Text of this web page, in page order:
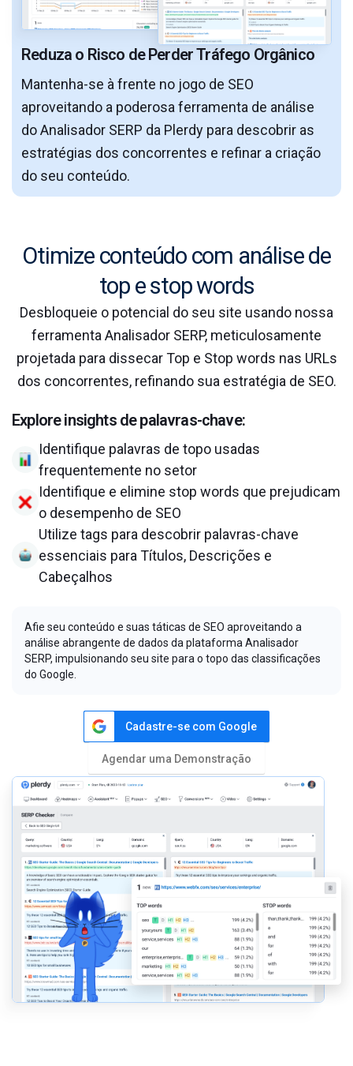
Reduza o Risco de Perder Tráfego Orgânico
Mantenha-se à frente no jogo de SEO
aproveitando a poderosa ferramenta de análise
do Analisador SERP da Plerdy para descobrir as
estratégias dos concorrentes e refinar a criação
do seu conteúdo.
Otimize conteúdo com análise de
top e stop words
Desbloqueie o potencial do seu site usando nossa
ferramenta Analisador SERP, meticulosamente
projetada para dissecar Top e Stop words nas URLs
dos concorrentes, refinando sua estratégia de SEO.
Explore insights de palavras-chave:
Identifique palavras de topo usadas
frequentemente no setor
Identifique e elimine stop words que prejudicam
o desempenho de SEO
Utilize tags para descobrir palavras-chave
essenciais para Títulos, Descrições e
Cabeçalhos
Afie seu conteúdo e suas táticas de SEO aproveitando a
análise abrangente de dados da plataforma Analisador
SERP, impulsionando seu site para o topo das classificações
do Google.
Cadastre-se com Google
Agendar uma Demonstração